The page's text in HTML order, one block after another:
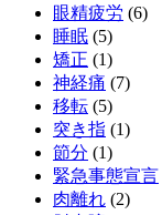
眼精疲労 (6)
睡眠 (5)
矯正 (1)
神経痛 (7)
移転 (5)
突き指 (1)
節分 (1)
緊急事態宣言
肉離れ (2)